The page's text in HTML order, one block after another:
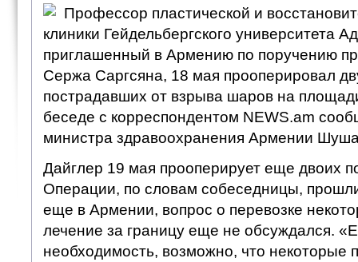
Профессор пластической и
клиники Гейдельбергского университета
приглашенный в Армению по поручению
Сержа Саргсяна, 18 мая прооперировал
пострадавших от взрыва шаров на
беседе с корреспондентом NEWS.am
министра здравоохранения Армении
Дайглер 19 мая прооперирует еще двоих
Операции, по словам собеседницы,
еще в Армении, вопрос о перевозке
лечение за границу еще не обсуждался.
необходимость, возможно, что некоторые